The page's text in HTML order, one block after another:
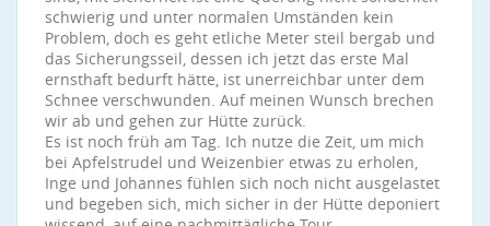
schwierig und unter normalen Umständen kein
Problem, doch es geht etliche Meter steil bergab und
das Sicherungsseil, dessen ich jetzt das erste Mal
ernsthaft bedurft hätte, ist unerreichbar unter dem
Schnee verschwunden. Auf meinen Wunsch brechen
wir ab und gehen zur Hütte zurück.
Es ist noch früh am Tag. Ich nutze die Zeit, um mich
bei Apfelstrudel und Weizenbier etwas zu erholen,
Inge und Johannes fühlen sich noch nicht ausgelastet
und begeben sich, mich sicher in der Hütte deponiert